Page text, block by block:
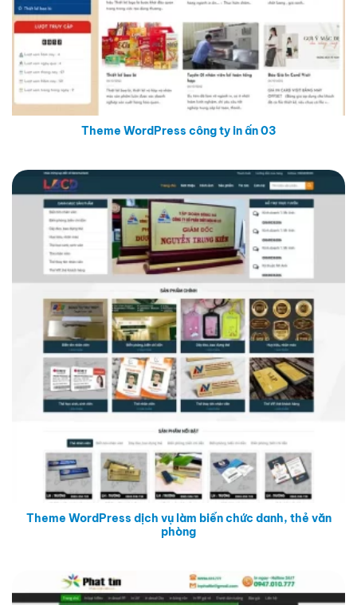
Theme WordPress công ty in ấn 03
Theme WordPress dịch vụ làm biển chức danh, thẻ văn
phòng